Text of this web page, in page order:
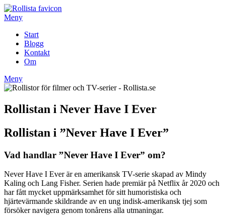
Hoppa
till
Meny
Start
Blogg
Kontakt
Om
Meny
Rollistan i Never Have I Ever
Rollistan i ”Never Have I Ever”
Vad handlar ”Never Have I Ever” om?
Never Have I Ever är en amerikansk TV-serie skapad av Mindy
Kaling och Lang Fisher. Serien hade premiär på Netflix år 2020 och
har fått mycket uppmärksamhet för sitt humoristiska och
hjärtevärmande skildrande av en ung indisk-amerikansk tjej som
försöker navigera genom tonårens alla utmaningar.